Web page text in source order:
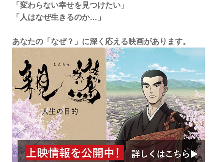
「変わらない幸せを見つけたい」
「人はなぜ生きるのか…」
あなたの「なぜ？」に深く応える映画があります。